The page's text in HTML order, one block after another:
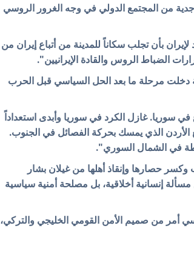
من المجتمع الدولي في وجه الغرور الروسي
بأن تجلب سكاناً للمدينة من أتباع إيران من
الضباط الروس والقادة الإيرانيين".
دخلت مرحلة ما بعد الحل السياسي قبل الحرب
سوريا. غازل الكرد في سوريا وأبدى استعداداً
الذي يمسك بحركة الفصائل في الجنوب.
في الشمال السوري".
حصارها وإنقاذ أهلها من غيلان بشار
إنسانية أخلاقية، بل مصلحة أمنية سياسية
أمر من صميم الأمن القومي الخليجي والتركي،